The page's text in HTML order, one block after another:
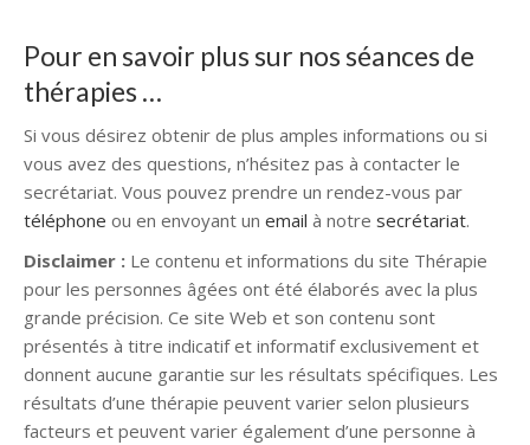
Pour en savoir plus sur nos séances de
thérapies …
Si vous désirez obtenir de plus amples informations ou si
vous avez des questions, n’hésitez pas à contacter le
secrétariat. Vous pouvez prendre un rendez-vous par
téléphone ou en envoyant un email à notre secrétariat.
Disclaimer : Le contenu et informations du site Thérapie
pour les personnes âgées ont été élaborés avec la plus
grande précision. Ce site Web et son contenu sont
présentés à titre indicatif et informatif exclusivement et
donnent aucune garantie sur les résultats spécifiques. Les
résultats d’une thérapie peuvent varier selon plusieurs
facteurs et peuvent varier également d’une personne à